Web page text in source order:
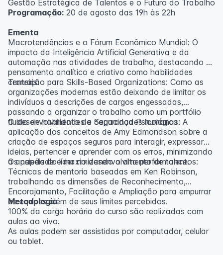
Gestão Estratégica de Talentos e o Futuro do Trabalho
Programação: 20 de agosto das 19h às 22h
Ementa
Macrotendências e o Fórum Econômico Mundial: O
impacto da Inteligência Artificial Generativa e da
automação nas atividades de trabalho, destacando o
pensamento analítico e criativo como habilidades
centrais.
Transição para Skills-Based Organizations: Como as
organizações modernas estão deixando de limitar os
indivíduos a descrições de cargos engessadas,
passando a organizar o trabalho como um portfólio
fluido de habilidades e capacidades humanas.
O desenvolvimento da Segurança Psicológica: A
aplicação dos conceitos de Amy Edmondson sobre a
criação de espaços seguros para interagir, expressar
ideias, pertencer e aprender com os erros, minimizando
a ansiedade e maximizando a alta performance.
Os papéis do líder no desenvolvimento de talentos:
Técnicas de mentoria baseadas em Ken Robinson,
trabalhando as dimensões de Reconhecimento,
Encorajamento, Facilitação e Ampliação para empurrar
as equipes além de seus limites percebidos.
Metodologia
100% da carga horária do curso são realizadas com
aulas ao vivo.
As aulas podem ser assistidas por computador, celular
ou tablet.